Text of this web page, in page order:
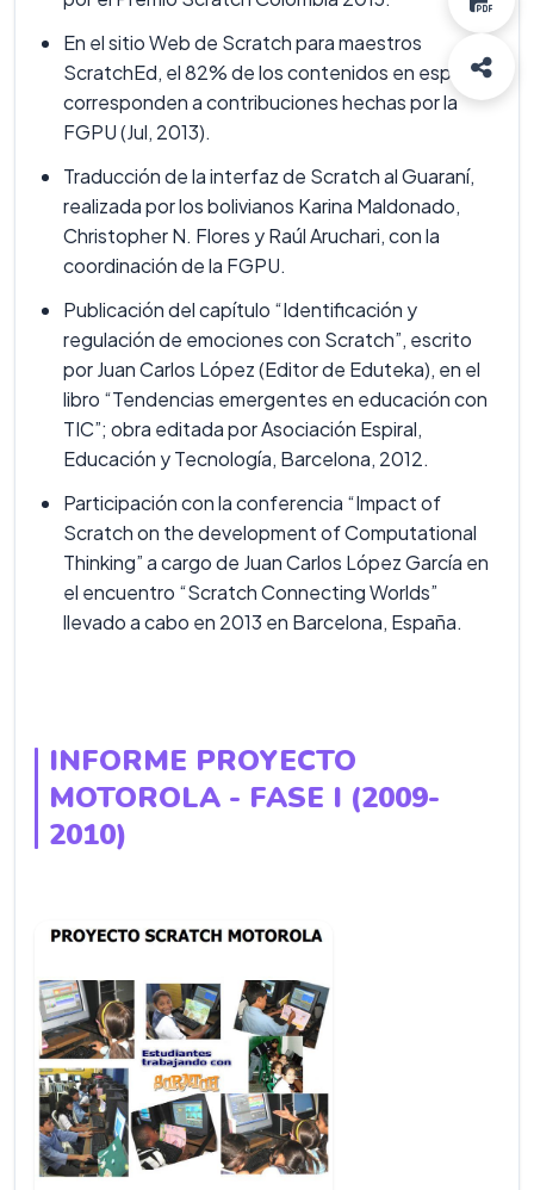
En el sitio Web de Scratch para maestros
ScratchEd, el 82% de los contenidos en español
corresponden a contribuciones hechas por la
FGPU (Jul, 2013).
Traducción de la interfaz de Scratch al Guaraní,
realizada por los bolivianos Karina Maldonado,
Christopher N. Flores y Raúl Aruchari, con la
coordinación de la FGPU.
Publicación del capítulo “Identificación y
regulación de emociones con Scratch”, escrito
por Juan Carlos López (Editor de Eduteka), en el
libro “Tendencias emergentes en educación con
TIC”; obra editada por Asociación Espiral,
Educación y Tecnología, Barcelona, 2012.
Participación con la conferencia “Impact of
Scratch on the development of Computational
Thinking” a cargo de Juan Carlos López García en
el encuentro “Scratch Connecting Worlds”
llevado a cabo en 2013 en Barcelona, España.
INFORME PROYECTO
MOTOROLA - FASE I (2009-
2010)